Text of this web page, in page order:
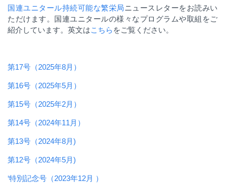
国連ユニタール持続可能な繁栄局ニュースレターをお読みい
ただけます。国連ユニタールの様々なプログラムや取組をご
紹介しています。英文はこちら をご覧ください。
第17号（2025年8月）
第16号（2025年5月）
第15号（2025年2月）
第14号（2024年11月）
第13号（2024年8月)
第12号（2024年5月)
‘特別記念号（2023年12月 ）